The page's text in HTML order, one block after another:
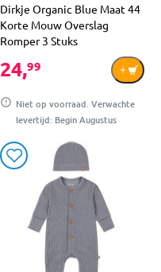
Dirkje Organic Blue Maat 44
Korte Mouw Overslag
Romper 3 Stuks
24,99
Niet op voorraad. Verwachte
levertijd: Begin Augustus